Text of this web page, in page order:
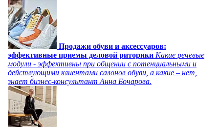
Продажи обуви и аксессуаров:
эффективные приемы деловой риторики Какие речевые
модули - эффективны при общении с потенциальными и
действующими клиентами салонов обуви, а какие – нет,
знает бизнес-консультант Анна Бочарова.